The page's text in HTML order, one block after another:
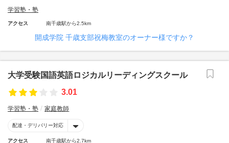
学習塾・塾
アクセス 南千歳駅から2.5km
開成学院 千歳支部祝梅教室のオーナー様ですか？
大学受験国語英語ロジカルリーディングスクール
3.01
学習塾・塾 家庭教師
配達・デリバリー対応
アクセス 南千歳駅から2.7km